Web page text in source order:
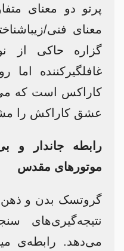
پرتو دو معنای
معنای فنی/
گزاره حاکی از
غافلگیرکننده
کاراکس است که
عشق کاراکش را
رابطه جاندار و
موتورهای مقدس
گروتسک بدن و
نتیجه‌گیری‌های
می‌دهد. رابطه‌ی